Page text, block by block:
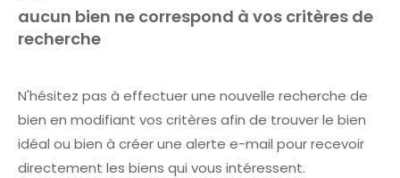
aucun bien ne correspond à vos critères de
recherche
N'hésitez pas à effectuer une nouvelle recherche de
bien en modifiant vos critères afin de trouver le bien
idéal ou bien à créer une alerte e-mail pour recevoir
directement les biens qui vous intéressent.